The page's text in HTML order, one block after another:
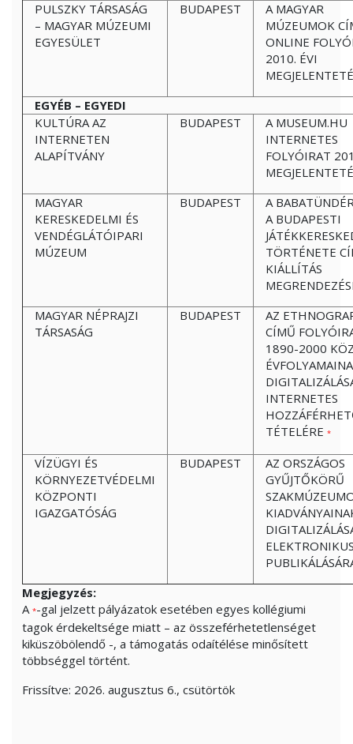
PULSZKY TÁRSASÁG
– MAGYAR MÚZEUMI
EGYESÜLET
BUDAPEST
A MAGYAR
MÚZEUMOK
ONLINE
2010. ÉVI
EGYÉB – EGYEDI
KULTÚRA AZ
INTERNETEN
ALAPÍTVÁNY
BUDAPEST
A MUSEUM.HU
INTERNETES
FOLYÓIRAT
MAGYAR
KERESKEDELMI ÉS
VENDÉGLÁTÓIPARI
MÚZEUM
BUDAPEST
A
A BUDAPESTI
TÖRTÉNETE
KIÁLLÍTÁS
MAGYAR NÉPRAJZI
TÁRSASÁG
BUDAPEST
AZ
CÍMŰ
1890-2000
INTERNETES
TÉTELÉRE *
VÍZÜGYI ÉS
KÖRNYEZETVÉDELMI
KÖZPONTI
IGAZGATÓSÁG
BUDAPEST
AZ ORSZÁGOS
GYŰJTŐKÖRŰ
Megjegyzés:
A *-gal jelzett pályázatok esetében egyes kollégiumi
tagok érdekeltsége miatt – az összeférhetetlenséget
kiküszöbölendő -, a támogatás odaítélése minősített
többséggel történt.
Frissítve: 2026. augusztus 6., csütörtök